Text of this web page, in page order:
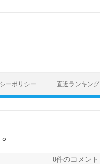
ーポリシー 直近ランキング
0件のコメント